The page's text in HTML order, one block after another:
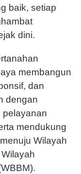
baik, setiap
dini.
membangun
dan
dengan
pelayanan
mendukung
Wilayah